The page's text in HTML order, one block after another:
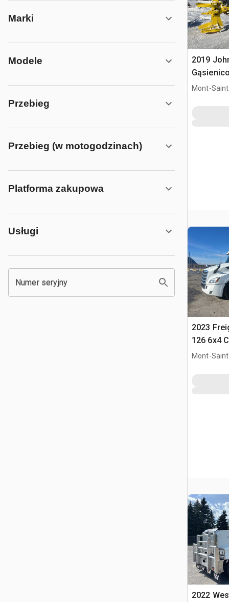
Marki
Modele
Przebieg
Przebieg (w motogodzinach)
Platforma zakupowa
Usługi
Numer seryjny
2019
Mont-
2023
126 6x4
T/A z
Mont-
2022